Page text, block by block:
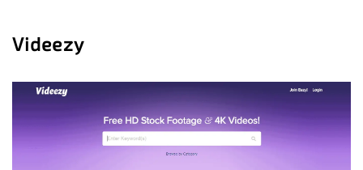
Videezy